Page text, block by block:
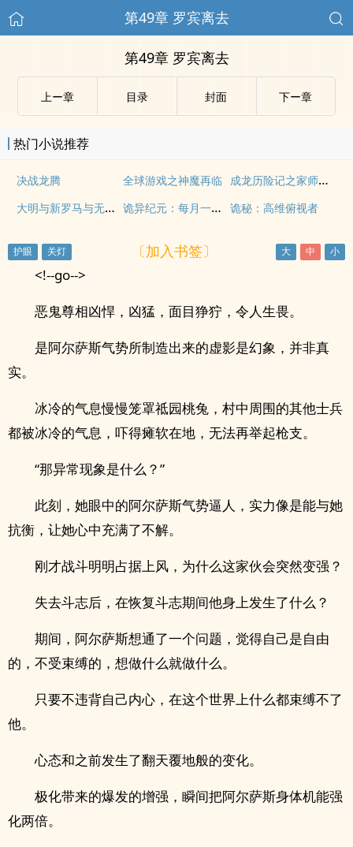
第49章 罗宾离去
第49章 罗宾离去
上ー章 目录 封面 下ー章
热门小说推荐
决战龙腾 全球游戏之神魔再临
成龙历险记之家师刀龙
大明与新罗马与无限神机
诡异纪元：每月一个专属天赋 诡秘：高维俯视者
〔加入书签〕
<!--go-->
恶鬼尊相凶悍，凶猛，面目狰狞，令人生畏。
是阿尔萨斯气势所制造出来的虚影是幻象，并非真
实。
冰冷的气息慢慢笼罩祗园桃兔，村中周围的其他士兵
都被冰冷的气息，吓得瘫软在地，无法再举起枪支。
“那异常现象是什么？”
此刻，她眼中的阿尔萨斯气势逼人，实力像是能与她
抗衡，让她心中充满了不解。
刚才战斗明明占据上风，为什么这家伙会突然变强？
失去斗志后，在恢复斗志期间他身上发生了什么？
期间，阿尔萨斯想通了一个问题，觉得自己是自由
的，不受束缚的，想做什么就做什么。
只要不违背自己内心，在这个世界上什么都束缚不了
他。
心态和之前发生了翻天覆地般的变化。
极化带来的爆发的增强，瞬间把阿尔萨斯身体机能强
化两倍。